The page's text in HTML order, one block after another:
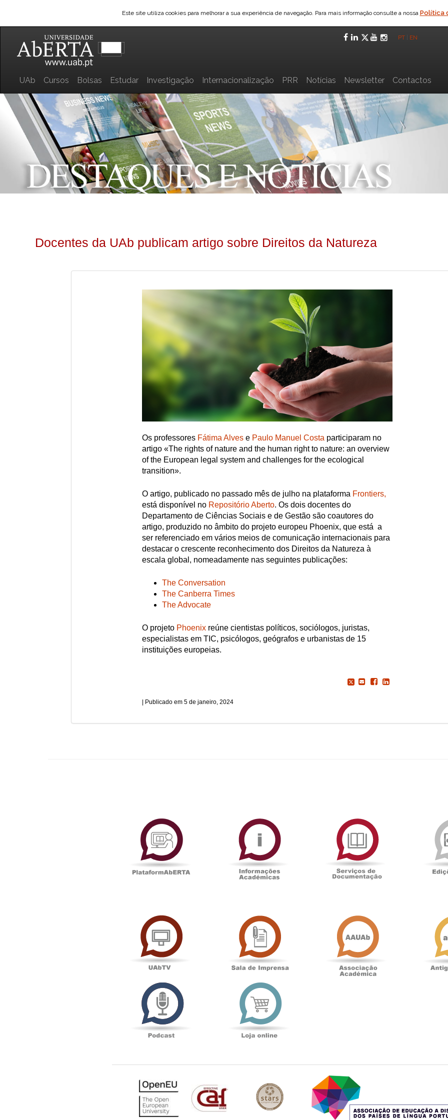
Este site utiliza cookies para melhorar a sua experiência de navegação. Para mais informação consulte a nossa Política
Facebook
LinkedIn
Twitter
YouTube
PT EN
UAb Cursos Bolsas Estudar Investigação Internacionalização PRR Notícias Newsletter Contactos
Docentes da UAb publicam artigo sobre Direitos da Natureza
Os professores Fátima Alvese Paulo Manuel Costa participaram no
artigo «The rights of nature and the human right to nature: an overview
of the European legal system and challenges for the ecological
transition».
O artigo, publicado no passado mês de julho na plataforma Frontiers,
está disponível no Repositório Aberto. Os dois docentes do
Departamento de Ciências Sociais e de Gestão são coautores do
artigo, produzido no âmbito do projeto europeu Phoenix, que está a
ser referenciado em vários meios de comunicação internacionais para
destacar o crescente reconhecimento dos Direitos da Natureza à
escala global, nomeadamente nas seguintes publicações:
The Conversation
The Canberra Times
The Advocate
O projeto Phoenixreúne cientistas políticos, sociólogos, juristas,
especialistas em TIC, psicólogos, geógrafos e urbanistas de 15
instituições europeias.
5 de janeiro, 2024
PlataformAberta
Académicas